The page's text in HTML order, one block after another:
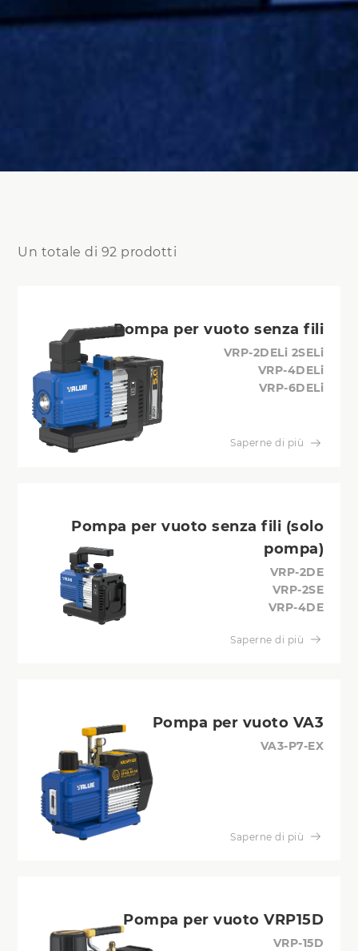
Un totale di 92 prodotti
Pompa per vuoto senza fili
VRP-2DELi 2SELi
VRP-4DELi
VRP-6DELi
Saperne di più
Pompa per vuoto senza fili (solo
pompa)
VRP-2DE
VRP-2SE
VRP-4DE
Saperne di più
Pompa per vuoto VA3
VA3-P7-EX
Saperne di più
Pompa per vuoto VRP15D
VRP-15D